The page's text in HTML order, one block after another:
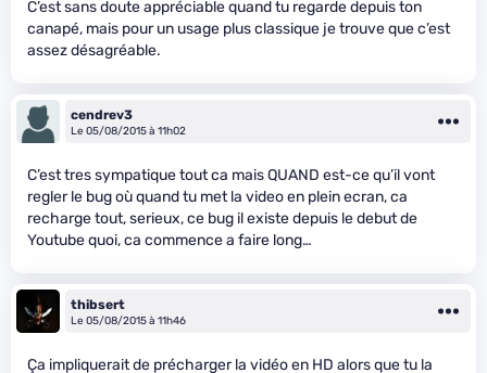
C’est sans doute appréciable quand tu regarde depuis ton
canapé, mais pour un usage plus classique je trouve que c’est
assez désagréable.
cendrev3
Le 05/08/2015 à 11h02
C’est tres sympatique tout ca mais QUAND est-ce qu’il vont
regler le bug où quand tu met la video en plein ecran, ca
recharge tout, serieux, ce bug il existe depuis le debut de
Youtube quoi, ca commence a faire long…
thibsert
Le 05/08/2015 à 11h46
Ça impliquerait de précharger la vidéo en HD alors que tu la